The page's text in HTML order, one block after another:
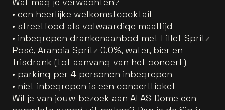
• een heerlijke welkomstcocktail
• streetfood als volwaardige maaltijd
• inbegrepen drankenaanbod met Lillet Spritz
Rosé, Arancia Spritz 0.0%, water, bier en
frisdrank (tot aanvang van het concert)
• parking per 4 personen inbegrepen
• niet inbegrepen is een concertticket
Wil je van jouw bezoek aan AFAS Dome een